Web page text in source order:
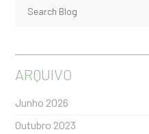
ARQUIVO
Junho 2026
Outubro 2023